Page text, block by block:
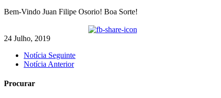
Bem-Vindo Juan Filipe Osorio! Boa Sorte!
24 Julho, 2019
Notícia Seguinte
Notícia Anterior
Procurar